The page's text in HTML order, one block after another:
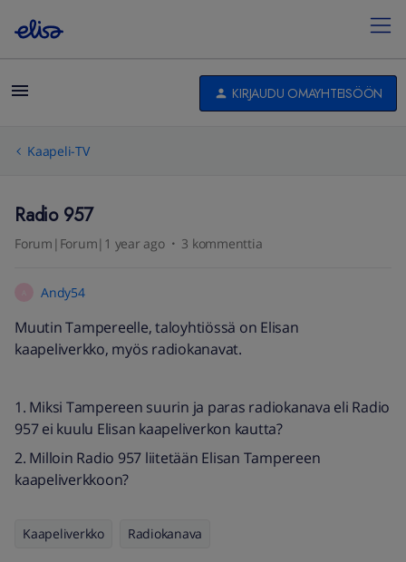
KIRJAUDU OMAYHTEISÖÖN
Kaapeli-TV
Radio 957
Forum|Forum|1 year ago 3 kommenttia
Andy54
Muutin Tampereelle, taloyhtiössä on Elisan
kaapeliverkko, myös radiokanavat.
1. Miksi Tampereen suurin ja paras radiokanava eli Radio
957 ei kuulu Elisan kaapeliverkon kautta?
2. Milloin Radio 957 liitetään Elisan Tampereen
kaapeliverkkoon?
Kaapeliverkko Radiokanava